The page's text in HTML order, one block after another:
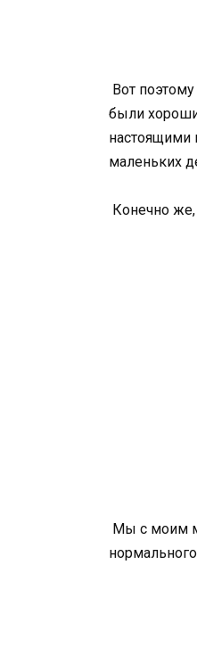
Вот
были
настоящими
маленьких
Конечно же,
Мы с моим